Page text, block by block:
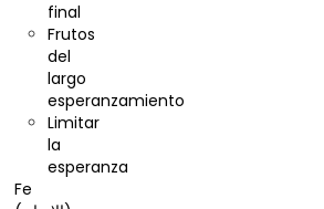
final
Frutos
del
largo
esperanzamiento
Limitar
la
esperanza
Fe